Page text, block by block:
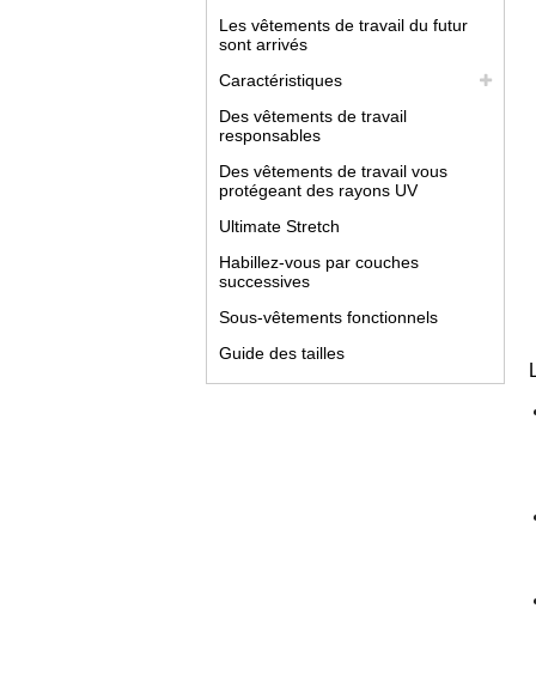
Les vêtements de travail du futur
sont arrivés
Caractéristiques
Des vêtements de travail
responsables
Des vêtements de travail vous
protégeant des rayons UV
Ultimate Stretch
Habillez-vous par couches
successives
Sous-vêtements fonctionnels
Guide des tailles